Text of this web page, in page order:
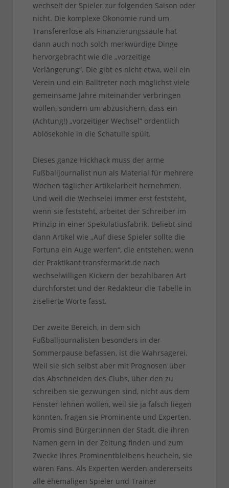
wechselt der Spieler zur folgenden Saison oder
nicht. Die komplexe Ökonomie rund um
Transfererlöse als Finanzierungssäule hat
dann auch noch solch merkwürdige Dinge
hervorgebracht wie die „vorzeitige
Verlängerung“. Die gibt es nicht etwa, weil ein
Verein und ein Balltreter noch möglichst viele
gemeinsame Jahre miteinander verbringen
wollen, sondern um abzusichern, dass ein
(Achtung!) „vorzeitiger Wechsel“ ordentlich
Ablösekohle in die Schatulle spült.
Dieses ganze Hickhack muss der arme
Fußballjournalist nun als Material für mehrere
Wochen täglicher Artikelarbeit hernehmen.
Und weil die Wechselei immer erst feststeht,
wenn sie feststeht, arbeitet der Schreiber im
Prinzip in einer Spekulatiusfabrik. Beliebt sind
dann Artikel wie „Auf diese Spieler sollte die
Fortuna ein Auge werfen“, die entstehen, wenn
der Praktikant transfermarkt.de nach
wechselwilligen Kickern der bezahlbaren Art
durchforstet und der Redakteur die Tabelle in
ziselierte Worte fasst.
Der zweite Bereich, in dem sich
Fußballjournalisten besonders in der
Sommerpause befassen, ist die Wahrsagerei.
Weil sie sich selbst aber mit Prognosen über
das Abschneiden des Clubs, über den zu
schreiben sie gezwungen sind, nicht aus dem
Fenster lehnen wollen, weil sie ja falsch liegen
könnten, fragen sie Prominente und Experten.
Promis sind Bürger:innen der Stadt, die ihren
Namen gern in der Zeitung finden und zum
Zwecke ihres Prominentbleibens heucheln, sie
wären Fans. Als Experten werden andererseits
alle ehemaligen Spieler und Trainer